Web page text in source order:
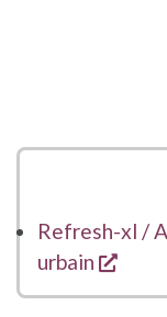
Refresh-xl /
urbain